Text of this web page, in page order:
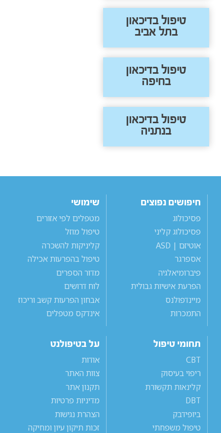
טיפול בדיכאון
בתל אביב
טיפול בדיכאון
בחיפה
טיפול בדיכאון
בנתניה
חיפושים נפוצים
פסיכולוג
פסיכולוג קליני
אוטיזם | ASD
אספרגר
פיברומיאלגיה
הפרעת אישיות גבולית
מיינדפולנס
התמכרות
שימושי
מטפלים לפי אזורים
טיפול מוזל
קליניקות להשכרה
טיפול בהפרעות אכילה
מדור הספרים
לוח דרושים
אבחון הפרעות קשב וריכוז
אינדקס מטפלים
תחומי טיפול
CBT
ריפוי בעיסוק
קלינאות תקשורת
DBT
ביופידבק
טיפול משפחתי
על בטיפולנט
אודות
צוות האתר
תקנון אתר
מדיניות פרטיות
הצהרת נגישות
זכות תיקון עיון ומחיקה